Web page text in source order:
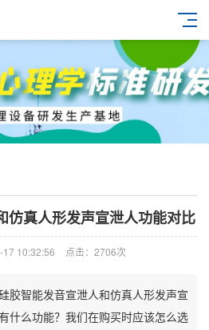
仿真人形发声宣泄人功能对比
10:32:56 点击：2706次
胶智能发音宣泄人和仿真人形发声宣
什么功能？我们在购买时应该怎么选